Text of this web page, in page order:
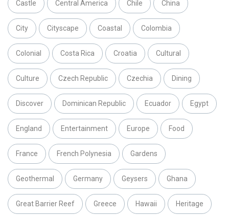
Castle Central America Chile China
City Cityscape Coastal Colombia
Colonial Costa Rica Croatia Cultural
Culture Czech Republic Czechia Dining
Discover Dominican Republic Ecuador Egypt
England Entertainment Europe Food
France French Polynesia Gardens
Geothermal Germany Geysers Ghana
Great Barrier Reef Greece Hawaii Heritage